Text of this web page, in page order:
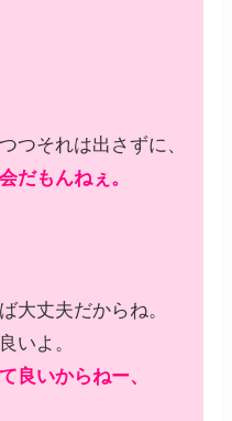
つそれは出さずに、
だもんねぇ。
大丈夫だからね。
いよ。
良いからねー、